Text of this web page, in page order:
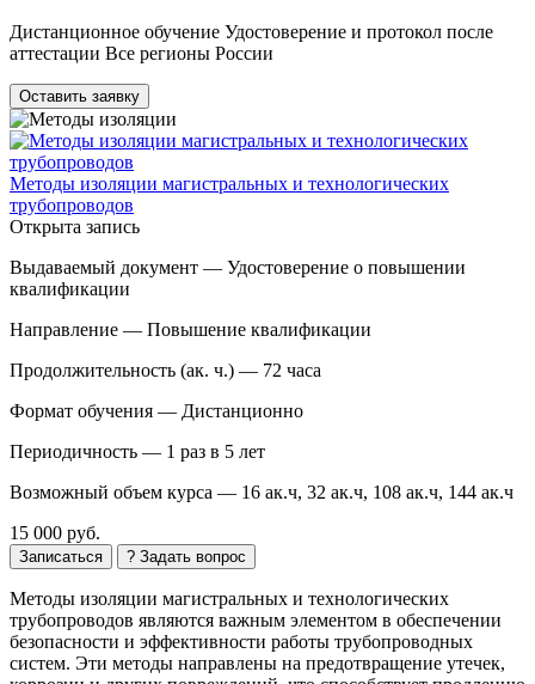
Дистанционное обучение Удостоверение и протокол после
аттестации Все регионы России
Оставить заявку
Методы изоляции магистральных и технологических
трубопроводов
Открыта запись
Выдаваемый документ — Удостоверение о повышении
квалификации
Направление — Повышение квалификации
Продолжительность (ак. ч.) — 72 часа
Формат обучения — Дистанционно
Периодичность — 1 раз в 5 лет
Возможный объем курса — 16 ак.ч, 32 ак.ч, 108 ак.ч, 144 ак.ч
15 000 руб.
Записаться ? Задать вопрос
Методы изоляции магистральных и технологических
трубопроводов являются важным элементом в обеспечении
безопасности и эффективности работы трубопроводных
систем. Эти методы направлены на предотвращение утечек,